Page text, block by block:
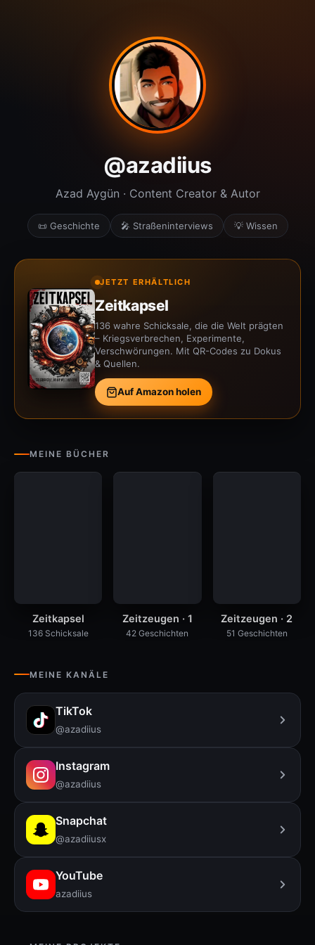
@azadiius
Azad Aygün · Content Creator & Autor
📜 Geschichte 🎤 Straßeninterviews 💡 Wissen
JETZT ERHÄLTLICH
Zeitkapsel
136 wahre Schicksale, die die Welt prägten
– Kriegsverbrechen, Experimente,
Verschwörungen. Mit QR-Codes zu Dokus
& Quellen.
Auf Amazon holen
MEINE BÜCHER
Zeitkapsel
136 Schicksale
Zeitzeugen · 1
42 Geschichten
Zeitzeugen · 2
51 Geschichten
MEINE KANÄLE
TikTok
@azadiius
Instagram
@azadiius
Snapchat
@azadiiusx
YouTube
azadiius